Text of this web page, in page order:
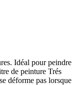
Idéal pour peindre
de peinture Trés
déforme pas lorsque